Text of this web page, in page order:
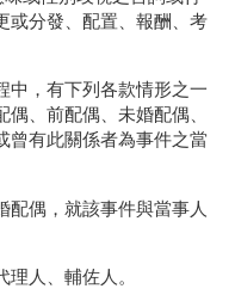
或分發、配置、報酬、考
中，有下列各款情形之一
、前配偶、未婚配偶、
曾有此關係者為事件之當
配偶，就該事件與當事人
理人、輔佐人。